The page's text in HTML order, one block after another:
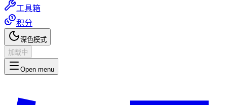
工具箱
积分
深色模式
加载中
Open menu